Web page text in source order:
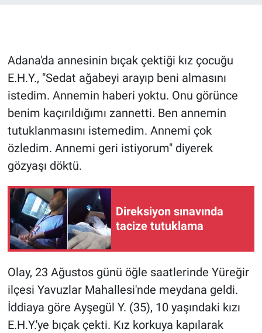
Adana'da annesinin bıçak çektiği kız çocuğu
E.H.Y., "Sedat ağabeyi arayıp beni almasını
istedim. Annemin haberi yoktu. Onu görünce
benim kaçırıldığımı zannetti. Ben annemin
tutuklanmasını istemedim. Annemi çok
özledim. Annemi geri istiyorum" diyerek
gözyaşı döktü.
Direksiyon sınavında
tacize tutuklama
Olay, 23 Ağustos günü öğle saatlerinde Yüreğir
ilçesi Yavuzlar Mahallesi'nde meydana geldi.
İddiaya göre Ayşegül Y. (35), 10 yaşındaki kızı
E.H.Y.'ye bıçak çekti. Kız korkuya kapılarak
Gündem Özel
Günün görüntüsü
Haber
İlan
Kimdir
Koronavirüs
Kültür Sanat
Nedir
Popüler